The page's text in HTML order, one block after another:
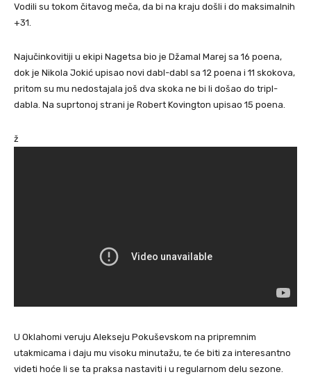
Vodili su tokom čitavog meča, da bi na kraju došli i do maksimalnih
+31.
Najučinkovitiji u ekipi Nagetsa bio je Džamal Marej sa 16 poena,
dok je Nikola Jokić upisao novi dabl-dabl sa 12 poena i 11 skokova,
pritom su mu nedostajala još dva skoka ne bi li došao do tripl-
dabla. Na suprtonoj strani je Robert Kovington upisao 15 poena.
ž
U Oklahomi veruju Alekseju Pokuševskom na pripremnim
utakmicama i daju mu visoku minutažu, te će biti za interesantno
videti hoće li se ta praksa nastaviti i u regularnom delu sezone.